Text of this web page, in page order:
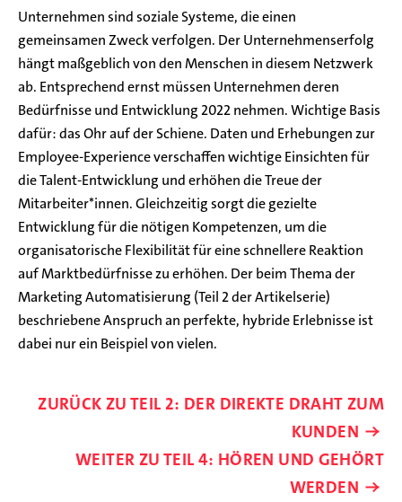
Unternehmen sind soziale Systeme, die einen
gemeinsamen Zweck verfolgen. Der Unternehmenserfolg
hängt maßgeblich von den Menschen in diesem Netzwerk
ab. Entsprechend ernst müssen Unternehmen deren
Bedürfnisse und Entwicklung 2022 nehmen. Wichtige Basis
dafür: das Ohr auf der Schiene. Daten und Erhebungen zur
Employee-Experience verschaffen wichtige Einsichten für
die Talent-Entwicklung und erhöhen die Treue der
Mitarbeiter*innen. Gleichzeitig sorgt die gezielte
Entwicklung für die nötigen Kompetenzen, um die
organisatorische Flexibilität für eine schnellere Reaktion
auf Marktbedürfnisse zu erhöhen. Der beim Thema der
Marketing Automatisierung (Teil 2 der Artikelserie)
beschriebene Anspruch an perfekte, hybride Erlebnisse ist
dabei nur ein Beispiel von vielen.
ZURÜCK ZU TEIL 2: DER DIREKTE DRAHT ZUM
KUNDEN
WEITER ZU TEIL 4: HÖREN UND GEHÖRT
WERDEN